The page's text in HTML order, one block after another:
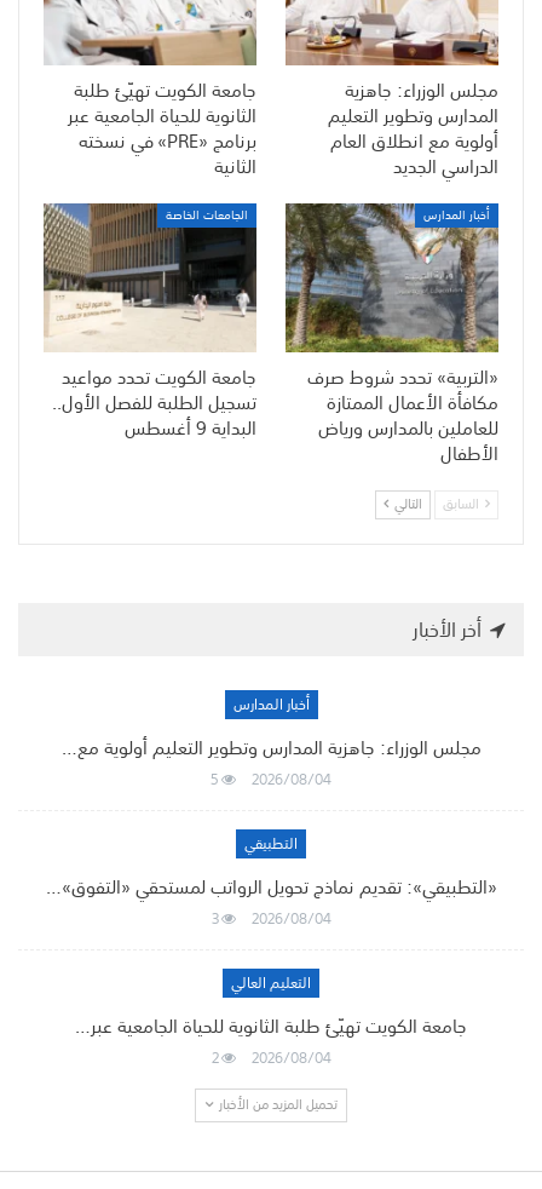
مجلس الوزراء: جاهزية
المدارس وتطوير التعليم
أولوية مع انطلاق العام
الدراسي الجديد
جامعة الكويت تهيّئ طلبة
الثانوية للحياة الجامعية عبر
برنامج «PRE» في نسخته
الثانية
أخبار المدارس
«التربية» تحدد شروط صرف
مكافأة الأعمال الممتازة
للعاملين بالمدارس ورياض
الأطفال
الجامعات الخاصة
جامعة الكويت تحدد مواعيد
تسجيل الطلبة للفصل الأول..
البداية 9 أغسطس
السابق التالي
أخر الأخبار
أخبار المدارس
مجلس الوزراء: جاهزية المدارس وتطوير التعليم أولوية مع…
2026/08/04
5
التطبيقي
«التطبيقي»: تقديم نماذج تحويل الرواتب لمستحقي «التفوق»…
2026/08/04
3
التعليم العالي
جامعة الكويت تهيّئ طلبة الثانوية للحياة الجامعية عبر…
2026/08/04
2
تحميل المزيد من الأخبار